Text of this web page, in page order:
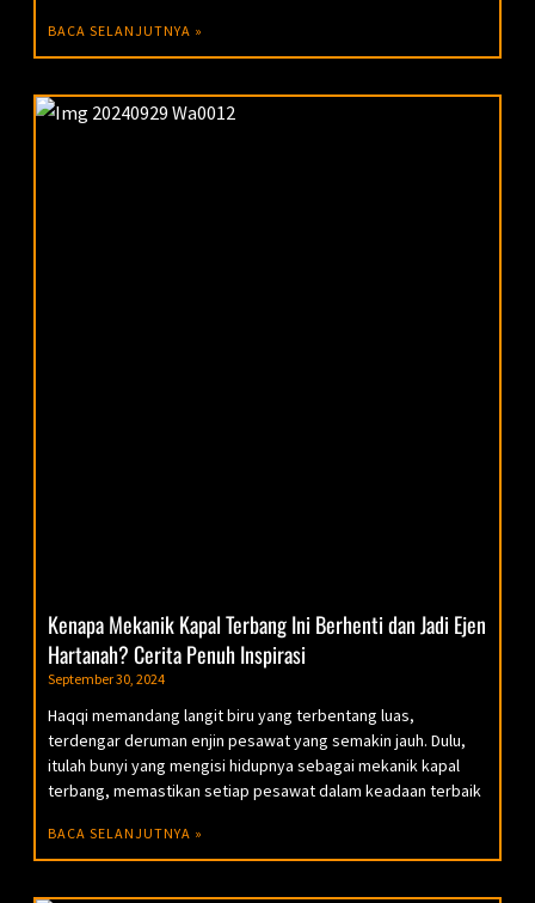
BACA SELANJUTNYA »
Kenapa Mekanik Kapal Terbang Ini Berhenti dan Jadi Ejen
Hartanah? Cerita Penuh Inspirasi
September 30, 2024
Haqqi memandang langit biru yang terbentang luas,
terdengar deruman enjin pesawat yang semakin jauh. Dulu,
itulah bunyi yang mengisi hidupnya sebagai mekanik kapal
terbang, memastikan setiap pesawat dalam keadaan terbaik
BACA SELANJUTNYA »